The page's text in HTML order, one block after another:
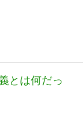
とは何だっ